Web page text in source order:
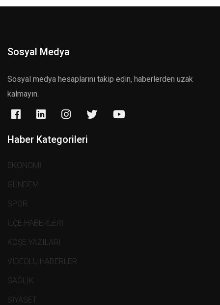
Sosyal Medya
Sosyal medya hesaplarını takip edin, haberlerden uzak
kalmayın.
Haber Kategorileri
EKONOMİ
GÜNDEM
SPOR
İLÇE HABERLERİ
KÖŞE YAZILARI
VİDEOLU HABERLER
SAĞLIK
SİYASET